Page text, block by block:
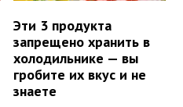
Эти 3 продукта
запрещено хранить в
холодильнике — вы
гробите их вкус и не
знаете